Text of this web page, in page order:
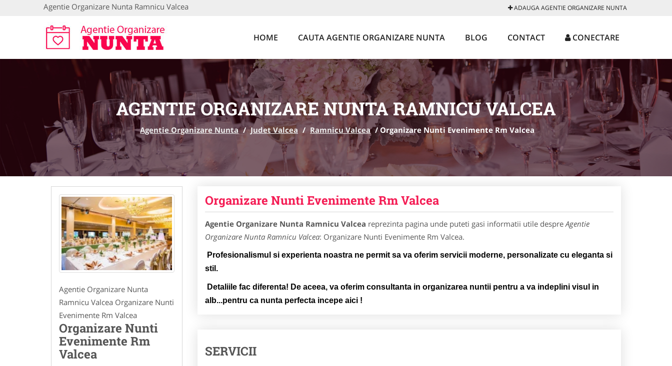
Agentie Organizare Nunta Ramnicu Valcea ADAUGA AGENTIE ORGANIZARE NUNTA
HOME CAUTA AGENTIE ORGANIZARE NUNTA BLOG CONTACT CONECTARE
AGENTIE ORGANIZARE NUNTA RAMNICU VALCEA
Agentie Organizare Nunta / Judet Valcea / Ramnicu Valcea /Organizare Nunti Evenimente Rm Valcea
Agentie Organizare Nunta
Ramnicu Valcea Organizare Nunti
Evenimente Rm Valcea
Organizare Nunti
Evenimente Rm
Valcea
Organizare Nunti Evenimente Rm Valcea
Agentie Organizare Nunta Ramnicu Valcea reprezinta pagina unde puteti gasi informatii utile despreAgentie
Organizare Nunta Ramnicu Valcea: Organizare Nunti Evenimente Rm Valcea.
Profesionalismul si experienta noastra ne permit sa va oferim servicii moderne, personalizate cu eleganta si
stil.
Detaliile fac diferenta! De aceea, va oferim consultanta in organizarea nuntii pentru a va indeplini visul in
alb...pentru ca nunta perfecta incepe aici !
SERVICII